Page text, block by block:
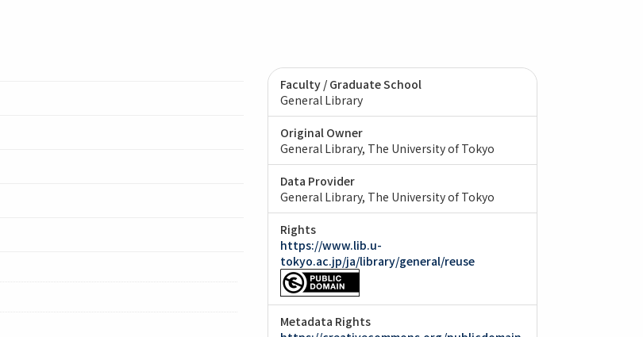
Faculty / Graduate School
General Library
Original Owner
General Library, The University of Tokyo
Data Provider
General Library, The University of Tokyo
Rights
https://www.lib.u-
tokyo.ac.jp/ja/library/general/reuse
Metadata Rights